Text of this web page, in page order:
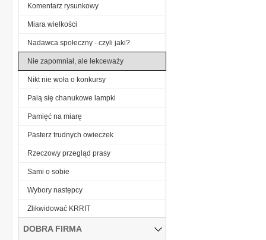
Komentarz rysunkowy
Miara wielkości
Nadawca społeczny - czyli jaki?
Nie zapomniał, ale lekceważy
Nikt nie woła o konkursy
Palą się chanukowe lampki
Pamięć na miarę
Pasterz trudnych owieczek
Rzeczowy przegląd prasy
Sami o sobie
Wybory następcy
Zlikwidować KRRIT
DOBRA FIRMA